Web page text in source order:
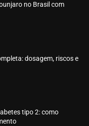
no Brasil com
dosagem, riscos e
tipo 2: como